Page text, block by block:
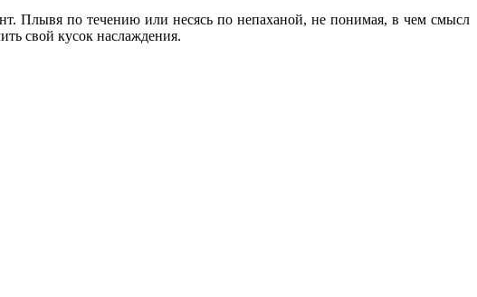
Плывя по течению или несясь по непаханой, не понимая, в чем смысл
свой кусок наслаждения.